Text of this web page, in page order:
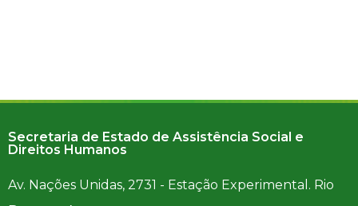
Secretaria de Estado de Assistência Social e
Direitos Humanos
Av. Nações Unidas, 2731 - Estação Experimental. Rio